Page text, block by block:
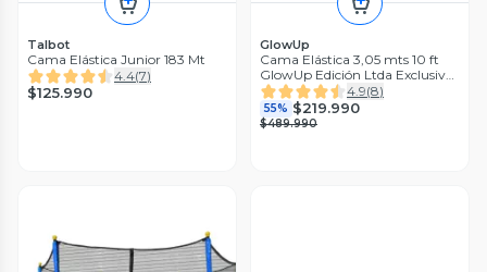
Talbot
Cama Elástica Junior 183 Mt
4.4(7)
$125.990
GlowUp
Cama Elástica 3,05 mts 10 ft
GlowUp Edición Ltda Exclusiva
P con Malla y escalera
4.9(8)
55% $219.990
$489.990